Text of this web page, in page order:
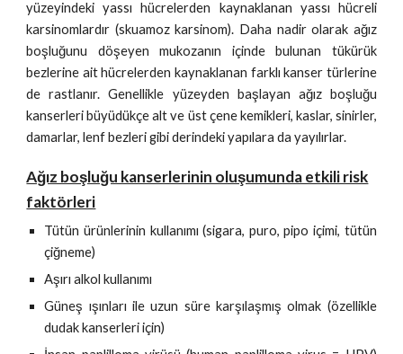
yüzeyindeki yassı hücrelerden kaynaklanan yassı hücreli
karsinomlardır (skuamoz karsinom). Daha nadir olarak ağız
boşluğunu döşeyen mukozanın içinde bulunan tükürük
bezlerine ait hücrelerden kaynaklanan farklı kanser türlerine
de rastlanır. Genellikle yüzeyden başlayan ağız boşluğu
kanserleri büyüdükçe alt ve üst çene kemikleri, kaslar, sinirler,
damarlar, lenf bezleri gibi derindeki yapılara da yayılırlar.
Ağız boşluğu kanserlerinin oluşumunda etkili risk
faktörleri
Tütün ürünlerinin kullanımı (sigara, puro, pipo içimi, tütün
çiğneme)
Aşırı alkol kullanımı
Güneş ışınları ile uzun süre karşılaşmış olmak (özellikle
dudak kanserleri için)